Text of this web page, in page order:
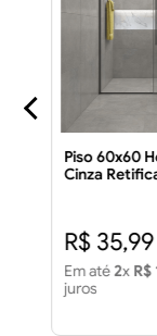
Piso 60x60
Cinza
R$ 35,99
Em até2x R$
juros